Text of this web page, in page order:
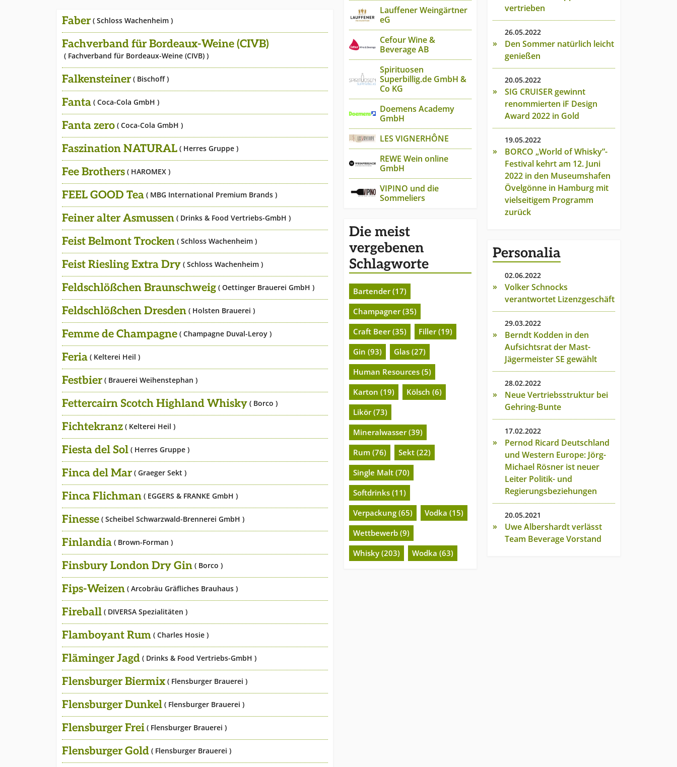
Faber( Schloss Wachenheim )
Fachverband für Bordeaux-Weine (CIVB)
( Fachverband für Bordeaux-Weine (CIVB) )
Falkensteiner( Bischoff )
Fanta ( Coca-Cola GmbH )
Fanta zero ( Coca-Cola GmbH )
Faszination NATURAL ( Herres Gruppe )
Fee Brothers ( HAROMEX )
FEEL GOOD Tea ( MBG International Premium Brands )
Feiner alter Asmussen ( Drinks & Food Vertriebs-GmbH )
Feist Belmont Trocken ( Schloss Wachenheim )
Feist Riesling Extra Dry ( Schloss Wachenheim )
Feldschlößchen Braunschweig ( Oettinger Brauerei GmbH )
Feldschlößchen Dresden ( Holsten Brauerei )
Femme de Champagne ( Champagne Duval-Leroy )
Feria ( Kelterei Heil )
Festbier( Brauerei Weihenstephan )
Fettercairn Scotch Highland Whisky ( Borco )
Fichtekranz ( Kelterei Heil )
Fiesta del Sol ( Herres Gruppe )
Finca del Mar( Graeger Sekt )
Finca Flichman ( EGGERS & FRANKE GmbH )
Finesse ( Scheibel Schwarzwald-Brennerei GmbH )
Finlandia ( Brown-Forman )
Finsbury London Dry Gin ( Borco )
Fips-Weizen ( Arcobräu Gräfliches Brauhaus )
Fireball ( DIVERSA Spezialitäten )
Flamboyant Rum ( Charles Hosie )
Fläminger Jagd ( Drinks & Food Vertriebs-GmbH )
Flensburger Biermix ( Flensburger Brauerei )
Flensburger Dunkel ( Flensburger Brauerei )
Flensburger Frei ( Flensburger Brauerei )
Flensburger Gold ( Flensburger Brauerei )
Lauffener Weingärtner
eG
Cefour Wine &
Beverage AB
Spirituosen
Superbillig.de GmbH &
Co KG
Doemens Academy
GmbH
LES VIGNERHÔNE
REWE Wein online
GmbH
VIPINO und die
Sommeliers
Die meist
vergebenen
Schlagworte
Bartender (17)
Champagner (35)
Craft Beer (35)
Filler (19)
Gin (93)
Glas (27)
Human Resources (5)
Karton (19)
Kölsch (6)
Likör (73)
Mineralwasser (39)
Rum (76)
Sekt (22)
Single Malt (70)
Softdrinks (11)
Verpackung (65)
Vodka (15)
Wettbewerb (9)
Whisky (203)
Wodka (63)
vertrieben
26.05.2022
Den Sommer natürlich leicht
genießen
20.05.2022
SIG CRUISER gewinnt
renommierten iF Design
Award 2022 in Gold
19.05.2022
BORCO „World of Whisky”-
Festival kehrt am 12. Juni
2022 in den Museumshafen
Övelgönne in Hamburg mit
vielseitigem Programm
zurück
Personalia
02.06.2022
Volker Schnocks
verantwortet Lizenzgeschäft
29.03.2022
Berndt Kodden in den
Aufsichtsrat der Mast-
Jägermeister SE gewählt
28.02.2022
Neue Vertriebsstruktur bei
Gehring-Bunte
17.02.2022
Pernod Ricard Deutschland
und Western Europe: Jörg-
Michael Rösner ist neuer
Leiter Politik- und
Regierungsbeziehungen
20.05.2021
Uwe Albershardt verlässt
Team Beverage Vorstand